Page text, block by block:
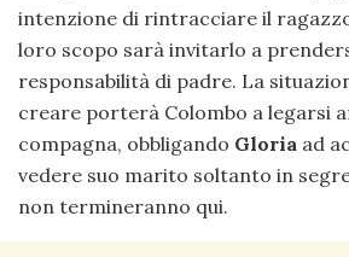
intenzione di rintracciare il
loro scopo sarà invitarlo a
responsabilità di padre. La
creare porterà Colombo a legarsi
compagna, obbligando Gloria ad
vedere suo marito soltanto in
non termineranno qui.